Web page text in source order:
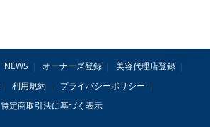
NEWS オーナーズ登録
美容代理店登録
利用規約
プライバシーポリシー
特定商取引法に基づく表示